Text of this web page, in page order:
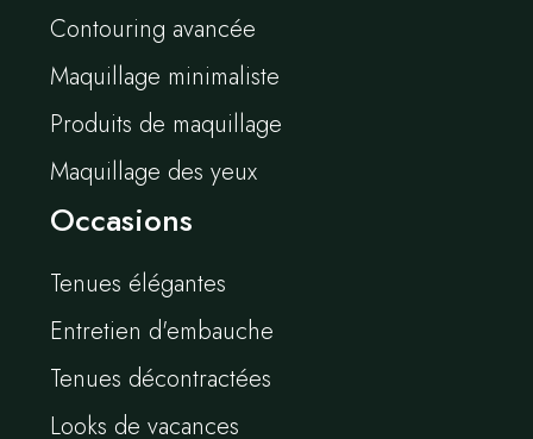
Contouring avancée
Maquillage minimaliste
Produits de maquillage
Maquillage des yeux
Occasions
Tenues élégantes
Entretien d'embauche
Tenues décontractées
Looks de vacances